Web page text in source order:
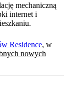
mechaniczną
internet i
Residence, w
nowych